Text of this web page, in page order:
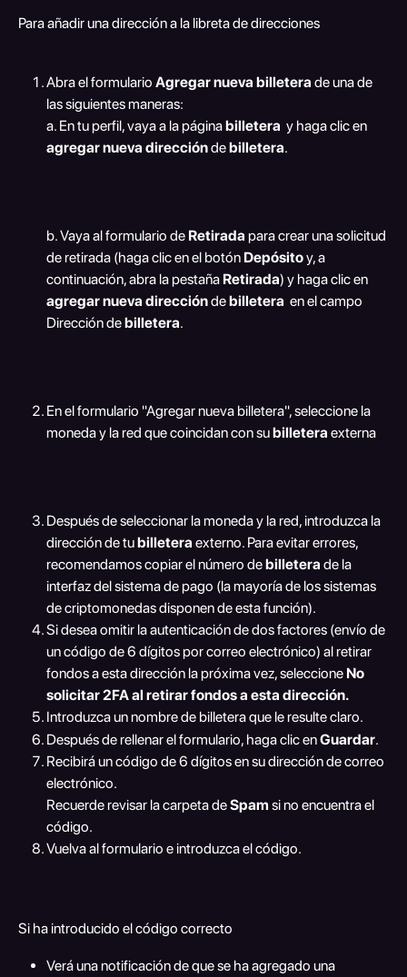
Para añadir una dirección a la libreta de direcciones
Abra el formulario Agregar nueva billetera de una de
las siguientes maneras:
a. En tu perfil, vaya a la página billetera y haga clic en
agregar nueva dirección de billetera.
b. Vaya al formulario de Retirada para crear una solicitud
de retirada (haga clic en el botón Depósito y, a
continuación, abra la pestaña Retirada) y haga clic en
agregar nueva dirección de billetera
  en el campo
Dirección de billetera.
En el formulario "Agregar nueva billetera", seleccione la
moneda y la red que coincidan con su billetera externa
Después de seleccionar la moneda y la red, introduzca la
dirección de tu billetera externo. Para evitar errores,
recomendamos copiar el número de billetera de la
interfaz del sistema de pago (la mayoría de los sistemas
de criptomonedas disponen de esta función).
Si desea omitir la autenticación de dos factores (envío de
un código de 6 dígitos por correo electrónico) al retirar
fondos a esta dirección la próxima vez, seleccione No
solicitar 2FA al retirar fondos a esta dirección.
Introduzca un nombre de billetera que le resulte claro.
Después de rellenar el formulario, haga clic en Guardar.
Recibirá un código de 6 dígitos en su dirección de correo
electrónico.
Recuerde revisar la carpeta de Spam si no encuentra el
código.
Vuelva al formulario e introduzca el código.
Si ha introducido el código correcto
Verá una notificación de que se ha agregado una